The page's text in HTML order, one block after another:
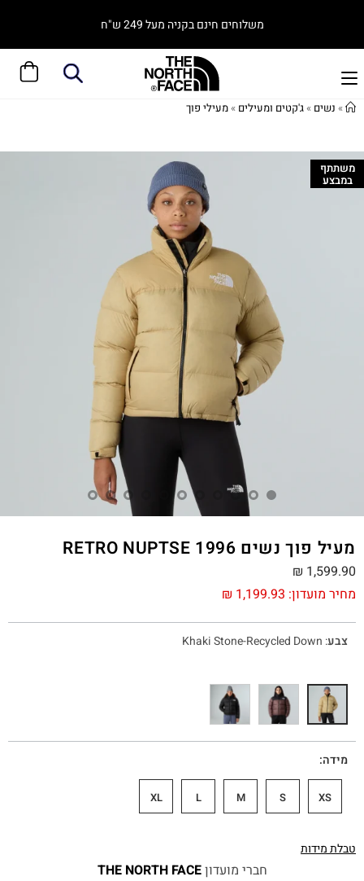
משלוחים חינם בקניה מעל 249 ש"ח
» נשים »ג'קטים ומעילים »מעילי פוך
משתתף
במבצע
מעיל פוך נשים 1996 RETRO NUPTSE
מחיר מועדון: ₪ 1,199.93
₪ 1,599.90
צבע:
Khaki Stone-Recycled Down
מידה
XS
S
M
L
XL
טבלת מידות
חברי מועדוןTHE NORTH FACE